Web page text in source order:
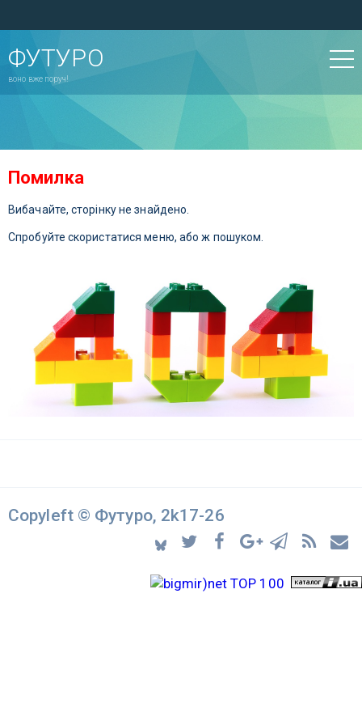
ФУТУРО
воно вже поруч!
Помилка
Вибачайте, сторінку не знайдено.
Спробуйте скористатися меню, або ж пошуком.
Copyleft © Футуро, 2k17-26